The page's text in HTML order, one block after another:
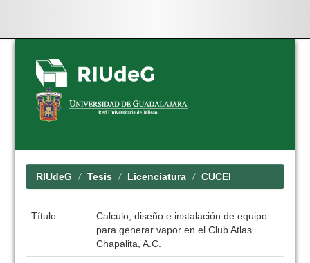
Skip
navigation
RIUdeG Tesis Licenciatura CUCEI
Título:
Calculo, diseño e instalación de equipo
para generar vapor en el Club Atlas
Chapalita, A.C.